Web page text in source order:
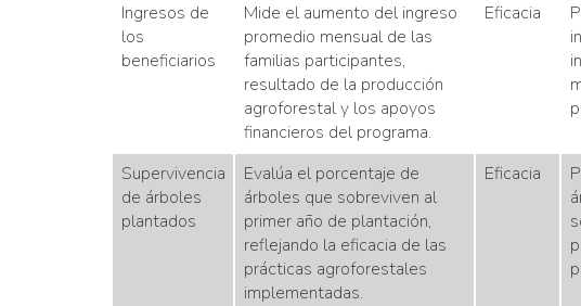
Ingresos de
los
beneficiarios
Mide el aumento del ingreso
promedio mensual de las
familias participantes,
resultado de la producción
agroforestal y los apoyos
financieros del programa.
Eficacia
Supervivencia
de árboles
plantados
Evalúa el porcentaje de
árboles que sobreviven al
primer año de plantación,
reflejando la eficacia de las
prácticas agroforestales
implementadas.
Eficacia